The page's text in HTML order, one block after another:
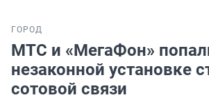
ГОРОД
МТС и «МегаФон»
незаконной установке
сотовой связи